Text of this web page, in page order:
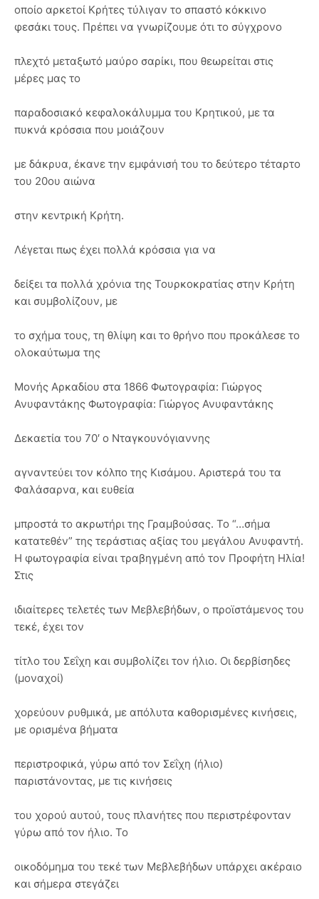
οποίο αρκετοί Κρήτες τύλιγαν το σπαστό κόκκινο
φεσάκι τους. Πρέπει να γνωρίζουμε ότι το σύγχρονο
πλεχτό μεταξωτό μαύρο σαρίκι, που θεωρείται στις
μέρες μας το
παραδοσιακό κεφαλοκάλυμμα του Κρητικού, με τα
πυκνά κρόσσια που μοιάζουν
με δάκρυα, έκανε την εμφάνισή του το δεύτερο τέταρτο
του 20ου αιώνα
στην κεντρική Κρήτη.
Λέγεται πως έχει πολλά κρόσσια για να
δείξει τα πολλά χρόνια της Τουρκοκρατίας στην Κρήτη
και συμβολίζουν, με
το σχήμα τους, τη θλίψη και το θρήνο που προκάλεσε το
ολοκαύτωμα της
Μονής Αρκαδίου στα 1866 Φωτογραφία: Γιώργος
Ανυφαντάκης Φωτογραφία: Γιώργος Ανυφαντάκης
Δεκαετία του 70′ ο Νταγκουνόγιαννης
αγναντεύει τον κόλπο της Κισάμου. Αριστερά του τα
Φαλάσαρνα, και ευθεία
μπροστά το ακρωτήρι της Γραμβούσας. Το “…σήμα
κατατεθέν” της τεράστιας αξίας του μεγάλου Ανυφαντή.
Η φωτογραφία είναι τραβηγμένη από τον Προφήτη Ηλία!
Στις
ιδιαίτερες τελετές των Μεβλεβήδων, ο προϊστάμενος του
τεκέ, έχει τον
τίτλο του Σεΐχη και συμβολίζει τον ήλιο. Οι δερβίσηδες
(μοναχοί)
χορεύουν ρυθμικά, με απόλυτα καθορισμένες κινήσεις,
με ορισμένα βήματα
περιστροφικά, γύρω από τον Σεΐχη (ήλιο)
παριστάνοντας, με τις κινήσεις
του χορού αυτού, τους πλανήτες που περιστρέφονταν
γύρω από τον ήλιο. Το
οικοδόμημα του τεκέ των Μεβλεβήδων υπάρχει ακέραιο
και σήμερα στεγάζει